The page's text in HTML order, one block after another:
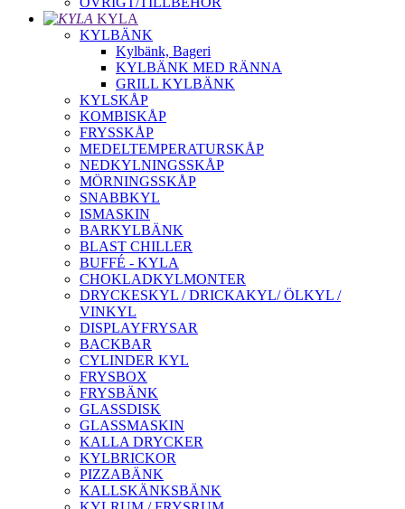
KYLA
KYLBÄNK
Kylbänk, Bageri
KYLBÄNK MED RÄNNA
GRILL KYLBÄNK
KYLSKÅP
KOMBISKÅP
FRYSSKÅP
MEDELTEMPERATURSKÅP
NEDKYLNINGSSKÅP
MÖRNINGSSKÅP
SNABBKYL
ISMASKIN
BARKYLBÄNK
BLAST CHILLER
BUFFÉ - KYLA
CHOKLADKYLMONTER
DRYCKESKYL / DRICKAKYL/ ÖLKYL /
VINKYL
DISPLAYFRYSAR
BACKBAR
CYLINDER KYL
FRYSBOX
FRYSBÄNK
GLASSDISK
GLASSMASKIN
KALLA DRYCKER
KYLBRICKOR
PIZZABÄNK
KALLSKÄNKSBÄNK